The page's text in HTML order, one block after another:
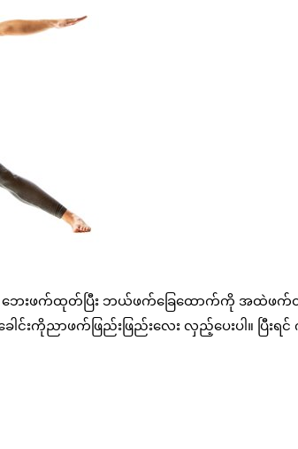
ကို ဘေးဖက်ထုတ်ပြီး ဘယ်ဖက်ခြေထောက်ကို အထဲဖက်
င်းကိုညာဖက်ဖြည်းဖြည်းလေး လှည့်ပေးပါ။ ပြီးရ